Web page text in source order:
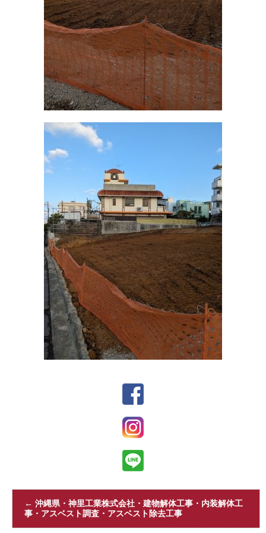
← 沖縄県・神里工業株式会社・建物解体工事・内装解体工
事・アスベスト調査・アスベスト除去工事